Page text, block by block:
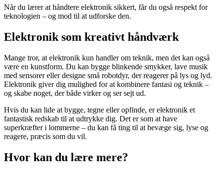
Når du lærer at håndtere elektronik sikkert, får du også respekt for
teknologien – og mod til at udforske den.
Elektronik som kreativt håndværk
Mange tror, at elektronik kun handler om teknik, men det kan også
være en kunstform. Du kan bygge blinkende smykker, lave musik
med sensorer eller designe små robotdyr, der reagerer på lys og lyd.
Elektronik giver dig mulighed for at kombinere fantasi og teknik –
og skabe noget, der både virker og ser sejt ud.
Hvis du kan lide at bygge, tegne eller opfinde, er elektronik et
fantastisk redskab til at udtrykke dig. Det er som at have
superkræfter i lommerne – du kan få ting til at bevæge sig, lyse og
reagere, præcis som du vil.
Hvor kan du lære mere?